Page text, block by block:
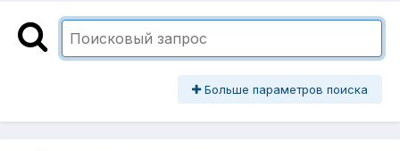
Больше параметров поиска